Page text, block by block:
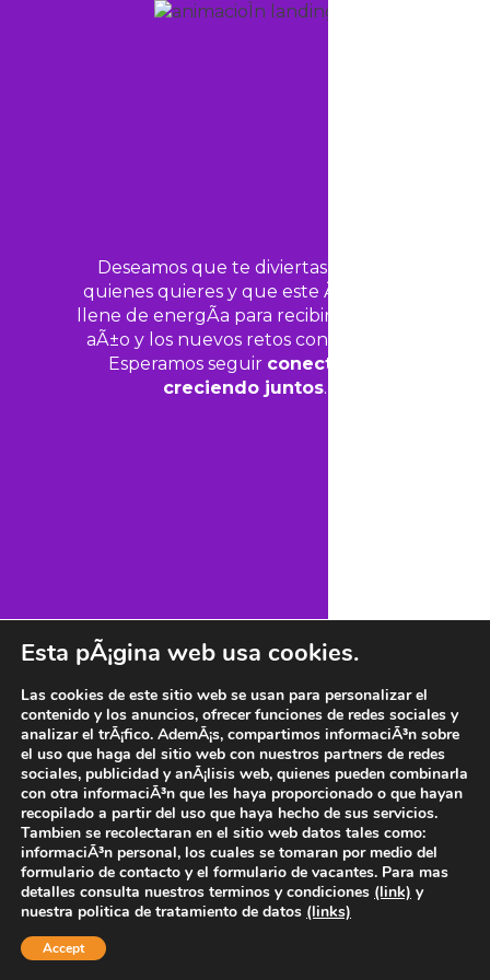
Deseamos que te diviertas junto a
quienes quieres y que este Ã¡nimo te
llene de energÃ­a para recibir el nuevo
aÃ±o y los nuevos retos con alegrÃ­a.
Esperamos seguir conectados,
creciendo juntos.
Esta pÃ¡gina web usa cookies.
Las cookies de este sitio web se usan para personalizar el
contenido y los anuncios, ofrecer funciones de redes sociales y
analizar el trÃ¡fico. AdemÃ¡s, compartimos informaciÃ³n sobre
el uso que haga del sitio web con nuestros partners de redes
sociales, publicidad y anÃ¡lisis web, quienes pueden combinarla
con otra informaciÃ³n que les haya proporcionado o que hayan
recopilado a partir del uso que haya hecho de sus servicios.
Tambien se recolectaran en el sitio web datos tales como:
informaciÃ³n personal, los cuales se tomaran por medio del
formulario de contacto y el formulario de vacantes. Para mas
detalles consulta nuestros terminos y condiciones (link) y
nuestra politica de tratamiento de datos (links)
Accept